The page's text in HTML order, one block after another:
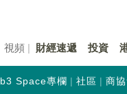
視頻 財經速遞 投資
Space專欄 社區 商